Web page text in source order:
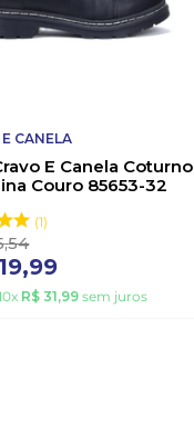
CANELA
E Canela Coturno
Couro 85653-32
1
,54
,99
x R$ 31,99 sem juros